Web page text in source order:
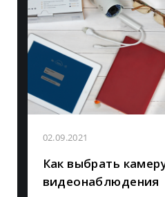
02.09.2021
Как выбрать
видеонаблюдения